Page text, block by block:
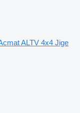
ALTV 4x4 Jige